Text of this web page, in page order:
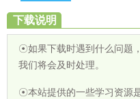
下载说明
☉如果下载时遇到什么问题
我们将会及时处理。
☉本站提供的一些学习资源